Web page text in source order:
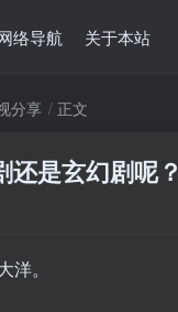
络导航 关于本站
分享 正文
是玄幻剧呢？
。